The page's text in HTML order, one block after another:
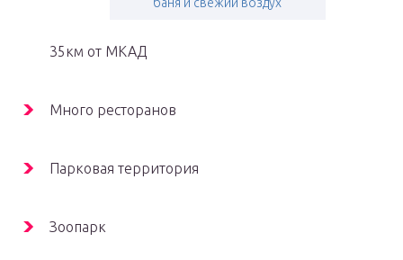
35км от МКАД
Много ресторанов
Парковая территория
Зоопарк